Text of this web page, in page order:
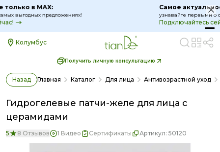
Самое актуальное только в MAX:
узнавайте первыми о самых выгодных предложениях!
Подключайтесь сейчас!
Колумбус
Получить личную консультацию
Назад Главная Каталог Для лица Антивозрастной уход
Гидрогелевые патчи-желе для лица с
церамидами
5 8 Отзывов 1 Видео Сертификаты Артикул: 50120